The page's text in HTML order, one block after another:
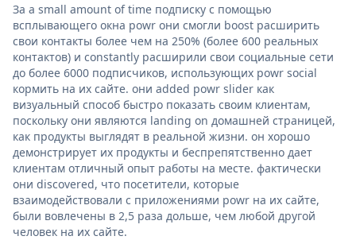
За a small amount of time подписку с помощью
всплывающего окна powr они смогли boost расширить
свои контакты более чем на 250% (более 600 реальных
контактов) и constantly расширили свои социальные сети
до более 6000 подписчиков, использующих powr social
кормить на их сайте. они added powr slider как
визуальный способ быстро показать своим клиентам,
поскольку они являются landing on домашней страницей,
как продукты выглядят в реальной жизни. он хорошо
демонстрирует их продукты и беспрепятственно дает
клиентам отличный опыт работы на месте. фактически
они discovered, что посетители, которые
взаимодействовали с приложениями powr на их сайте,
были вовлечены в 2,5 раза дольше, чем любой другой
человек на их сайте.